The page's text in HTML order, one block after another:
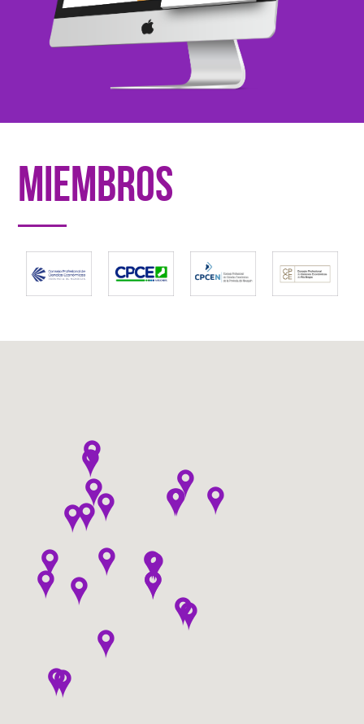
miembros